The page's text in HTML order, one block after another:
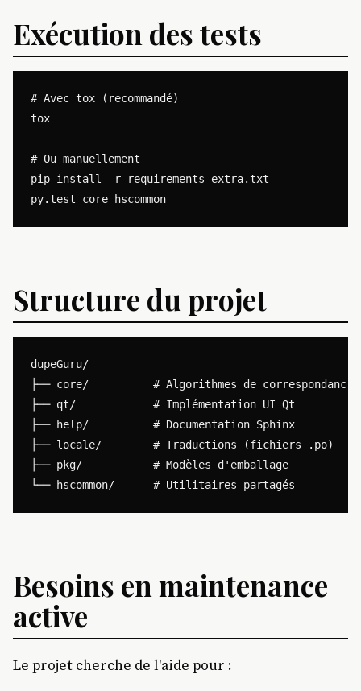
Exécution des tests
# Avec tox (recommandé)
tox
# Ou manuellement
pip install -r requirements-extra.txt
Structure du projet
dupeGuru/
├── core/          # Algorithmes de correspondance
├── qt/            # Implémentation UI Qt
├── help/          # Documentation Sphinx
├── locale/        # Traductions (fichiers .po)
├── pkg/           # Modèles d'emballage
Besoins en maintenance
active
Le projet cherche de l'aide pour :